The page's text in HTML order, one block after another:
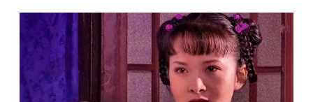
《大宅门》的编剧，也是这部作品的灵魂。这部剧在
上世纪80年代的中国掀起了一股热潮，深深地影响了
一代人。尽管郭老对养母有所愧疚，但他的创作将成
为影响后世的经典之作。